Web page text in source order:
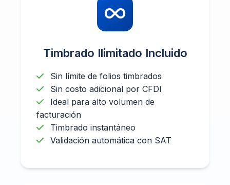
Timbrado Ilimitado Incluido
Sin límite de folios timbrados
Sin costo adicional por CFDI
Ideal para alto volumen de
facturación
Timbrado instantáneo
Validación automática con SAT